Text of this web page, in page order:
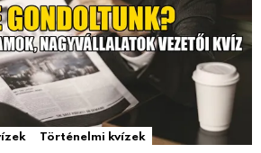
Történelmi kvízek